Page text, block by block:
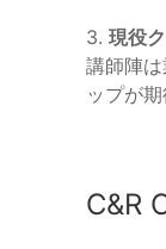
3. 現役
講師陣
ップが
C&R